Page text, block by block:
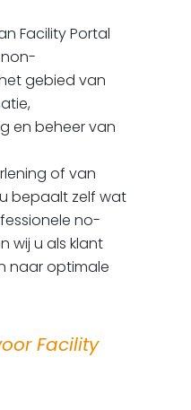
Facility Portal
gebied van
en beheer van
of van
bepaalt zelf wat
no-
wij u als klant
naar optimale
Facility